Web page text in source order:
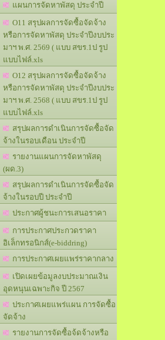
แผนการจัดหาพัสดุ ประจำปี
O11 สรุปผลการจัดซื้อจัดจ้าง
หรือการจัดหาพัสดุ ประจำปีงบประ
มาฯ พ.ศ. 2569 ( แบบ สขร.1ป รูป
แบบไฟล์.xls
O12 สรุปผลการจัดซื้อจัดจ้าง
หรือการจัดหาพัสดุ ประจำปีงบประ
มาฯ พ.ศ. 2568 ( แบบ สขร.1ป รูป
แบบไฟล์.xls
สรุปผลการดำเนินการจัดซื้อจัด
จ้างในรอบเดือน ประจำปี
รายงานแผนการจัดหาพัสดุ
(ผด.3)
สรุปผลการดำเนินการจัดซื้อจัด
จ้างในรอบปี ประจำปี
ประกาศผู้ชนะการเสนอราคา
การประกาศประกวดราคา
อิเล็กทรอนิกส์(e-biddring)
การประกาศเผยแพร่ราคากลาง
เปิดเผยข้อมูลงบประมาณเงิน
อุดหนุนเฉพาะกิจ ปี 2567
ประกาศเผยแพร่แผน การจัดซื้อ
จัดจ้าง
รายงานการจัดซื้อจ้ดจ้างหรือ